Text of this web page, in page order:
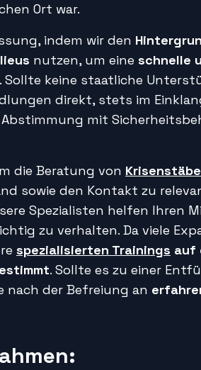
Ort war.
indem wir den
nutzen, um eine schnelle
Sollte keine staatliche
direkt, stets im
mit
die Beratung von
sowie den Kontakt zu
Spezialisten helfen Ihren
zu verhalten. Da viele
spezialisierten Trainings auf
. Sollte es zu einer
nach der Befreiung an